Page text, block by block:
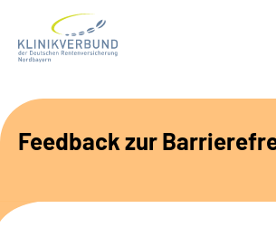
Feedback zur